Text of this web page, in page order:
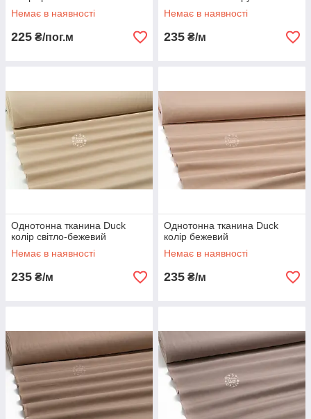
Немає в наявності
225 ₴/пог.м
Немає в наявності
235 ₴/м
Однотонна тканина Duck
колір світло-бежевий
Немає в наявності
235 ₴/м
Однотонна тканина Duck
колір бежевий
Немає в наявності
235 ₴/м